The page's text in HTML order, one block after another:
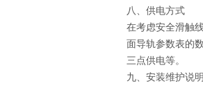
八、供电方式
在考虑安全滑触
面导轨参数表的
三点供电等。
九、安装维护说